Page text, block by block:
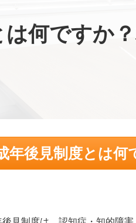
何ですか
年後見制度とは何